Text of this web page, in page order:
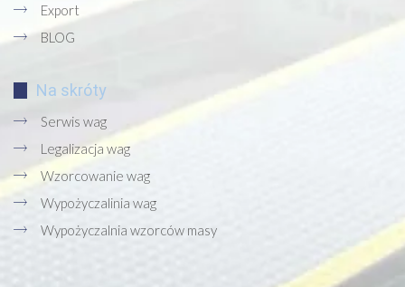
Export
BLOG
Na skróty
Serwis wag
Legalizacja wag
Wzorcowanie wag
Wypożyczalinia wag
Wypożyczalnia wzorców masy